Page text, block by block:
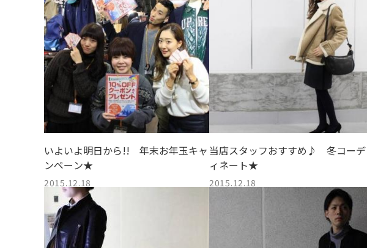
いよいよ明日から!! 年末お年玉キャ
ンペーン★
2015.12.18
当店スタッフおすすめ♪ 冬コーデ
ィネート★
2015.12.18